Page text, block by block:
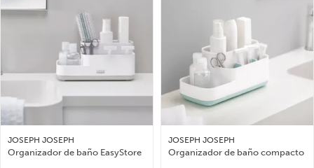
JOSEPH JOSEPH
Organizador de baño EasyStore
JOSEPH JOSEPH
Organizador de baño compacto